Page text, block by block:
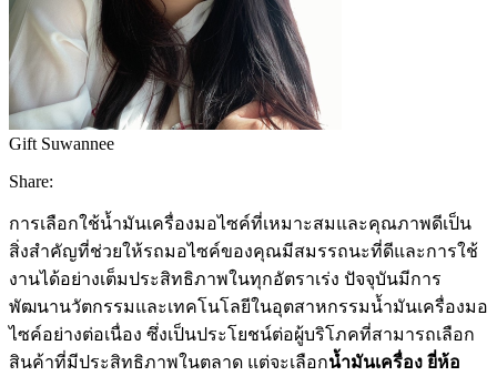
Gift Suwannee
Share:
การเลือกใช้น้ำมันเครื่องมอไซค์ที่เหมาะสมและคุณภาพดีเป็น
สิ่งสำคัญที่ช่วยให้รถมอไซค์ของคุณมีสมรรถนะที่ดีและการใช้
งานได้อย่างเต็มประสิทธิภาพในทุกอัตราเร่ง ปัจจุบันมีการ
พัฒนานวัตกรรมและเทคโนโลยีในอุตสาหกรรมน้ำมันเครื่องมอ
ไซค์อย่างต่อเนื่อง ซึ่งเป็นประโยชน์ต่อผู้บริโภคที่สามารถเลือก
สินค้าที่มีประสิทธิภาพในตลาด แต่จะเลือกน้ำมันเครื่อง ยี่ห้อ